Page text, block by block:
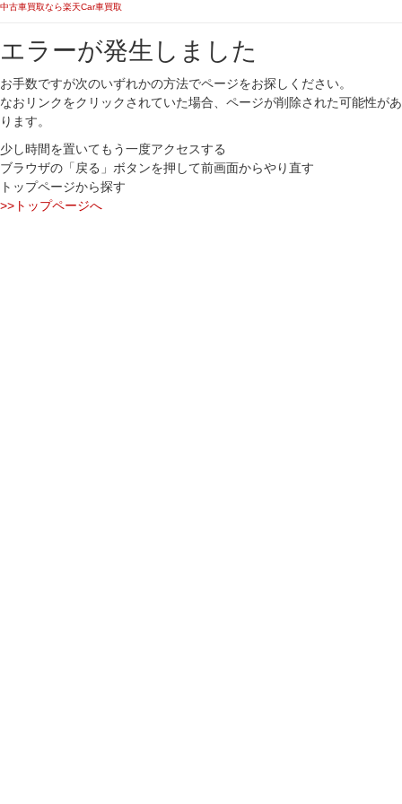
中古車買取なら楽天Car車買取
エラーが発生しました
お手数ですが次のいずれかの方法でページをお探しください。
なおリンクをクリックされていた場合、ページが削除された可能性があ
ります。
少し時間を置いてもう一度アクセスする
ブラウザの「戻る」ボタンを押して前画面からやり直す
トップページから探す
>>トップページへ